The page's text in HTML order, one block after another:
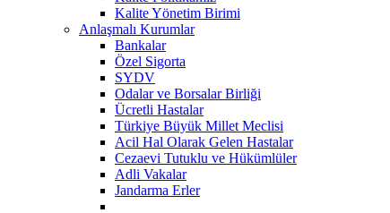
Kalite Yönetim Birimi
Anlaşmalı Kurumlar
Bankalar
Özel Sigorta
SYDV
Odalar ve Borsalar Birliği
Ücretli Hastalar
Türkiye Büyük Millet Meclisi
Acil Hal Olarak Gelen Hastalar
Cezaevi Tutuklu ve Hükümlüler
Adli Vakalar
Jandarma Erler